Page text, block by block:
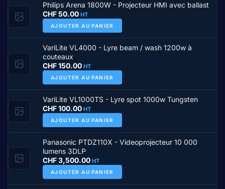
Philips Arena 1800W - Projecteur HMI avec ballast
CHF50.00 HT
AJOUTER AU PANIER
VariLite VL4000 - Lyre beam / wash 1200w à
couteaux
CHF150.00 HT
AJOUTER AU PANIER
VariLite VL1000TS - Lyre spot 1000w Tungsten
CHF100.00 HT
AJOUTER AU PANIER
Panasonic PTDZ110X - Videoprojecteur 10 000
lumens 3DLP
CHF3,500.00 HT
AJOUTER AU PANIER